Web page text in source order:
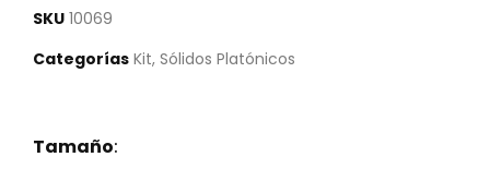
SKU 10069
Categorías Kit, Sólidos Platónicos
Tamaño: